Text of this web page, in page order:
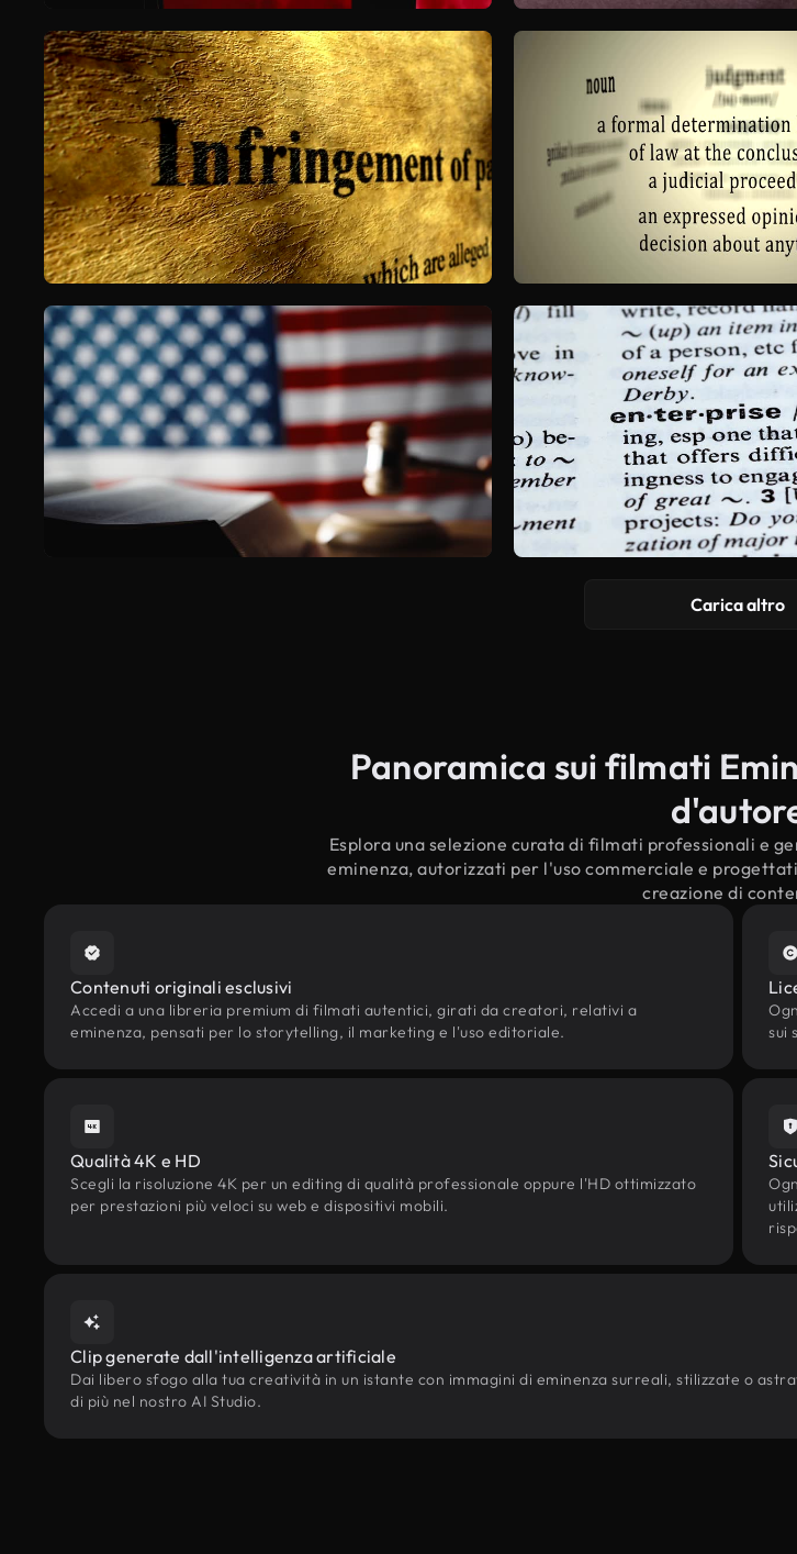
Carica altro
Panoramica sui filmati
Esplora una selezione curata di filmati professionali e
eminenza, autorizzati per l'uso commerciale e
creazione di
Contenuti originali esclusivi
Accedi a una libreria premium di filmati autentici, girati da creatori, relativi a
eminenza, pensati per lo storytelling, il marketing e l'uso editoriale.
sui
Qualità 4K e HD
Scegli la risoluzione 4K per un editing di qualità professionale oppure l'HD ottimizzato
per prestazioni più veloci su web e dispositivi mobili.
Clip generate dall'intelligenza artificiale
Dai libero sfogo alla tua creatività in un istante con immagini di eminenza surreali, stilizzate o
di più nel nostro AI Studio.